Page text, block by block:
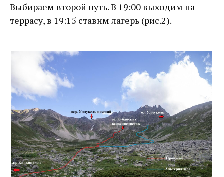
Выбираем второй путь. В 19:00 выходим на
террасу, в 19:15 ставим лагерь (рис.2).